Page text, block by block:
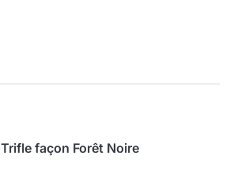
Trifle façon Forêt Noire